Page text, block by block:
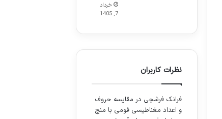
خرداد
7, 1405
نظرات کاربران
فرانک فرشچی در مقایسه حروف
و اعداد مغناطیسی فومی با منچ